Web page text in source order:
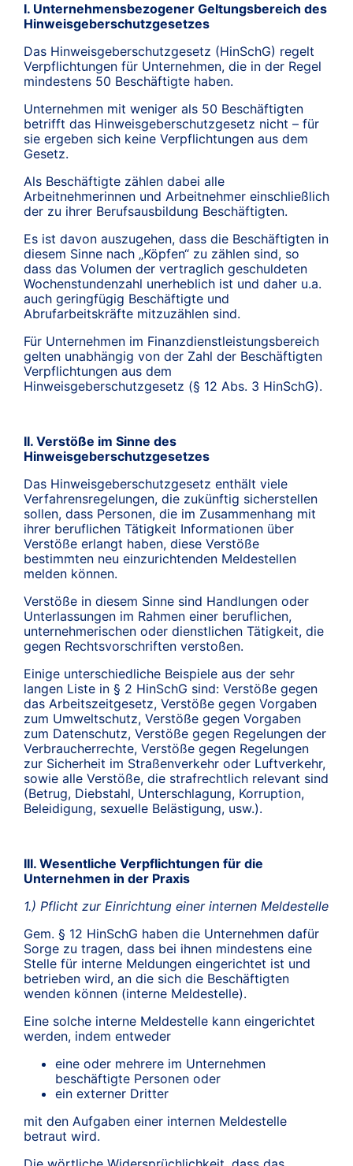
I. Unternehmensbezogener Geltungsbereich des
Hinweisgeberschutzgesetzes
Das Hinweisgeberschutzgesetz (HinSchG) regelt
Verpflichtungen für Unternehmen, die in der Regel
mindestens 50 Beschäftigte haben.
Unternehmen mit weniger als 50 Beschäftigten
betrifft das Hinweisgeberschutzgesetz nicht – für
sie ergeben sich keine Verpflichtungen aus dem
Gesetz.
Als Beschäftigte zählen dabei alle
Arbeitnehmerinnen und Arbeitnehmer einschließlich
der zu ihrer Berufsausbildung Beschäftigten.
Es ist davon auszugehen, dass die Beschäftigten in
diesem Sinne nach „Köpfen“ zu zählen sind, so
dass das Volumen der vertraglich geschuldeten
Wochenstundenzahl unerheblich ist und daher u.a.
auch geringfügig Beschäftigte und
Abrufarbeitskräfte mitzuzählen sind.
Für Unternehmen im Finanzdienstleistungsbereich
gelten unabhängig von der Zahl der Beschäftigten
Verpflichtungen aus dem
Hinweisgeberschutzgesetz (§ 12 Abs. 3 HinSchG).
II. Verstöße im Sinne des
Hinweisgeberschutzgesetzes
Das Hinweisgeberschutzgesetz enthält viele
Verfahrensregelungen, die zukünftig sicherstellen
sollen, dass Personen, die im Zusammenhang mit
ihrer beruflichen Tätigkeit Informationen über
Verstöße erlangt haben, diese Verstöße
bestimmten neu einzurichtenden Meldestellen
melden können.
Verstöße in diesem Sinne sind Handlungen oder
Unterlassungen im Rahmen einer beruflichen,
unternehmerischen oder dienstlichen Tätigkeit, die
gegen Rechtsvorschriften verstoßen.
Einige unterschiedliche Beispiele aus der sehr
langen Liste in § 2 HinSchG sind: Verstöße gegen
das Arbeitszeitgesetz, Verstöße gegen Vorgaben
zum Umweltschutz, Verstöße gegen Vorgaben
zum Datenschutz, Verstöße gegen Regelungen der
Verbraucherrechte, Verstöße gegen Regelungen
zur Sicherheit im Straßenverkehr oder Luftverkehr,
sowie alle Verstöße, die strafrechtlich relevant sind
(Betrug, Diebstahl, Unterschlagung, Korruption,
Beleidigung, sexuelle Belästigung, usw.).
III. Wesentliche Verpflichtungen für die
Unternehmen in der Praxis
1.) Pflicht zur Einrichtung einer internen Meldestelle
Gem. § 12 HinSchG haben die Unternehmen dafür
Sorge zu tragen, dass bei ihnen mindestens eine
Stelle für interne Meldungen eingerichtet ist und
betrieben wird, an die sich die Beschäftigten
wenden können (interne Meldestelle).
Eine solche interne Meldestelle kann eingerichtet
werden, indem entweder
eine oder mehrere im Unternehmen
beschäftigte Personen oder
ein externer Dritter
mit den Aufgaben einer internen Meldestelle
betraut wird.